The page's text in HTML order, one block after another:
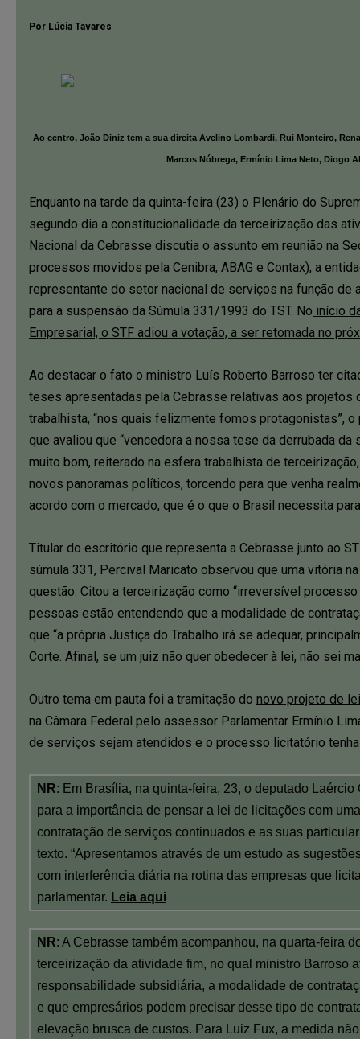
Por Lúcia Tavares
Ao centro, João Diniz tem a sua direita Avelino Lombardi, Rui Monteiro,
Marcos Nóbrega, Ermínio Lima Neto, Diogo
Enquanto na tarde da quinta-feira (23) o Plenário do
segundo dia a constitucionalidade da terceirização das
Nacional da Cebrasse discutia o assunto em reunião na
processos movidos pela Cenibra, ABAG e Contax), a
representante do setor nacional de serviços na função
para a suspensão da Súmula 331/1993 do TST. No início
Empresarial, o STF adiou a votação, a ser retomada no
Ao destacar o fato o ministro Luís Roberto Barroso ter
teses apresentadas pela Cebrasse relativas aos projetos
trabalhista, “nos quais felizmente fomos protagonistas”,
que avaliou que “vencedora a nossa tese da derrubada
muito bom, reiterado na esfera trabalhista de
novos panoramas políticos, torcendo para que venha
acordo com o mercado, que é o que o Brasil necessita
Titular do escritório que representa a Cebrasse junto ao
súmula 331, Percival Maricato observou que uma vitória
questão. Citou a terceirização como “irreversível
pessoas estão entendendo que a modalidade de
que “a própria Justiça do Trabalho irá se adequar,
Corte. Afinal, se um juiz não quer obedecer à lei, não sei
Outro tema em pauta foi a tramitação do novo projeto de
na Câmara Federal pelo assessor Parlamentar Ermínio
de serviços sejam atendidos e o processo licitatório
NR: Em Brasília, na quinta-feira, 23, o deputado
para a importância de pensar a lei de licitações com
contratação de serviços continuados e as suas
texto. “Apresentamos através de um estudo as
com interferência diária na rotina das empresas que
parlamentar. Leia aqui
NR: A Cebrasse também acompanhou, na quarta-feira
terceirização da atividade fim, no qual ministro Barroso
responsabilidade subsidiária, a modalidade de
e que empresários podem precisar desse tipo de
elevação brusca de custos. Para Luiz Fux, a medida